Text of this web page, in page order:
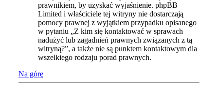
prawnikiem, by uzyskać wyjaśnienie. phpBB
Limited i właściciele tej witryny nie dostarczają
pomocy prawnej z wyjątkiem przypadku opisanego
w pytaniu „Z kim się kontaktować w sprawach
nadużyć lub zagadnień prawnych związanych z tą
witryną?”, a także nie są punktem kontaktowym dla
wszelkiego rodzaju porad prawnych.
Na górę